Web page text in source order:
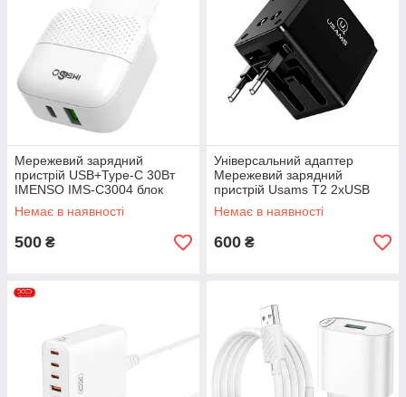
Мережевий зарядний
пристрій USB+Type-C 30Вт
IMENSO IMS-C3004 блок
живлення адаптер Білий
Немає в наявності
500 ₴
Універсальний адаптер
Мережевий зарядний
пристрій Usams T2 2хUSB
5В/1А US/AU/EU/UK
Немає в наявності
600 ₴